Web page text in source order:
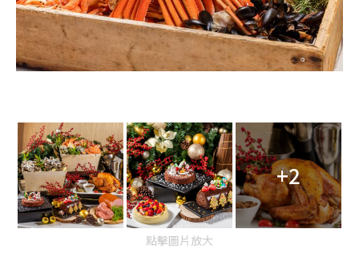
+2
點擊圖片放大